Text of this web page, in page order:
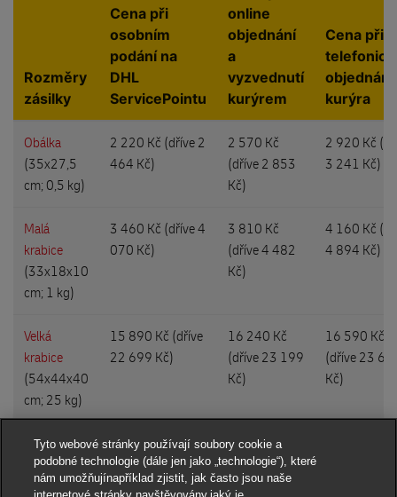
Rozměry
zásilky
Cena při
osobním
podání na
DHL
ServicePointu
online
objednání
a
vyzvednutí
kurýrem
Cena při
objednání
kurýra
Obálka
(35x27,5
cm; 0,5 kg)
2 220 Kč (dříve 2
464 Kč)
2 570 Kč
(dříve 2 853
Kč)
2 920 Kč (
3 241 Kč)
Malá
krabice
(33x18x10
cm; 1 kg)
3 460 Kč (dříve 4
070 Kč)
3 810 Kč
(dříve 4 482
Kč)
4 160 Kč (
4 894 Kč)
Velká
krabice
(54x44x40
cm; 25 kg)
15 890 Kč (dříve
22 699 Kč)
16 240 Kč
(dříve 23 199
Kč)
16 590 Kč
(dříve 23
Kč)
Tyto webové stránky používají soubory cookie a
podobné technologie (dále jen jako „technologie“), které
nám umožňujínapříklad zjistit, jak často jsou naše